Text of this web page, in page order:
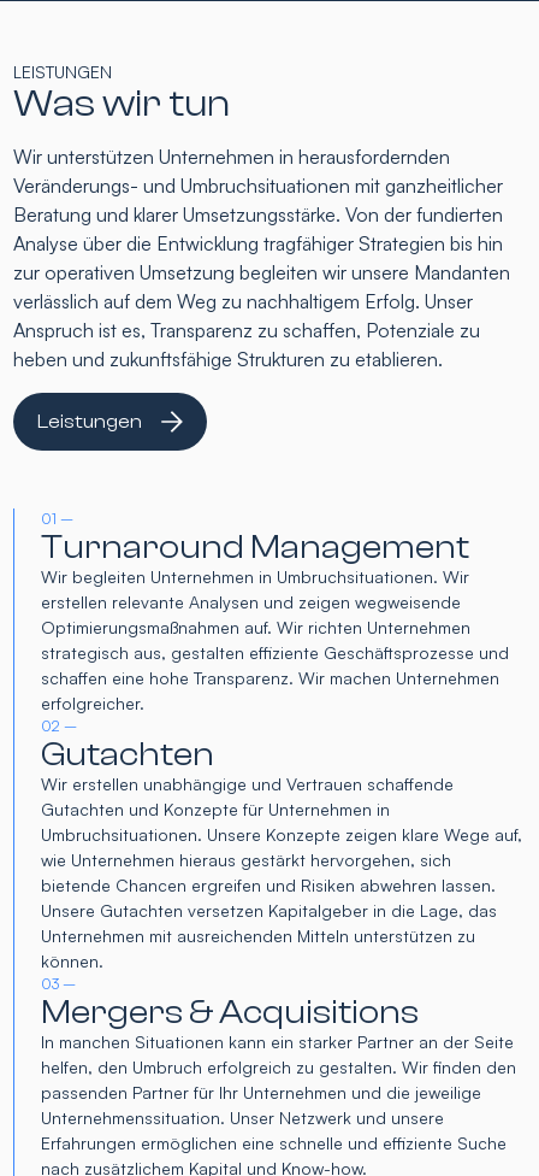
LEISTUNGEN
Was wir tun
Wir unterstützen Unternehmen in herausfordernden
Veränderungs- und Umbruchsituationen mit ganzheitlicher
Beratung und klarer Umsetzungsstärke. Von der fundierten
Analyse über die Entwicklung tragfähiger Strategien bis hin
zur operativen Umsetzung begleiten wir unsere Mandanten
verlässlich auf dem Weg zu nachhaltigem Erfolg. Unser
Anspruch ist es, Transparenz zu schaffen, Potenziale zu
heben und zukunftsfähige Strukturen zu etablieren.
Leistungen
01 –
Turnaround Management
Wir begleiten Unternehmen in Umbruchsituationen. Wir
erstellen relevante Analysen und zeigen wegweisende
Optimierungsmaßnahmen auf. Wir richten Unternehmen
strategisch aus, gestalten effiziente Geschäftsprozesse und
schaffen eine hohe Transparenz. Wir machen Unternehmen
erfolgreicher.
02 –
Gutachten
Wir erstellen unabhängige und Vertrauen schaffende
Gutachten und Konzepte für Unternehmen in
Umbruchsituationen. Unsere Konzepte zeigen klare Wege auf,
wie Unternehmen hieraus gestärkt hervorgehen, sich
bietende Chancen ergreifen und Risiken abwehren lassen.
Unsere Gutachten versetzen Kapitalgeber in die Lage, das
Unternehmen mit ausreichenden Mitteln unterstützen zu
können.
03 –
Mergers & Acquisitions
In manchen Situationen kann ein starker Partner an der Seite
helfen, den Umbruch erfolgreich zu gestalten. Wir finden den
passenden Partner für Ihr Unternehmen und die jeweilige
Unternehmenssituation. Unser Netzwerk und unsere
Erfahrungen ermöglichen eine schnelle und effiziente Suche
nach zusätzlichem Kapital und Know-how.